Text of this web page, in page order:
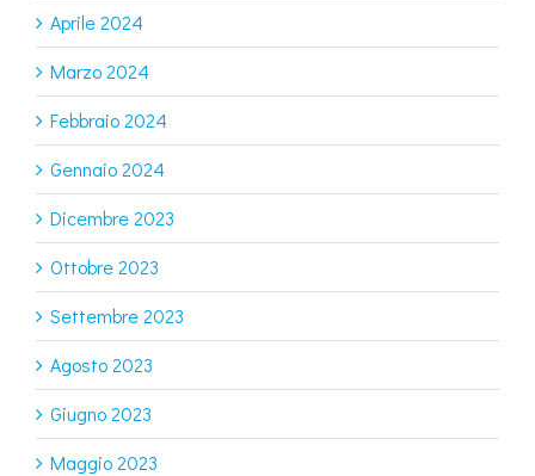
Aprile 2024
Marzo 2024
Febbraio 2024
Gennaio 2024
Dicembre 2023
Ottobre 2023
Settembre 2023
Agosto 2023
Giugno 2023
Maggio 2023